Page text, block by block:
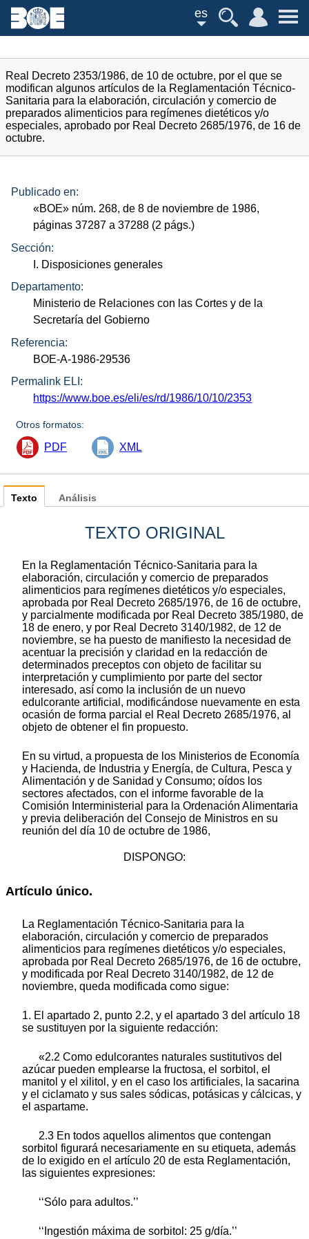
es
Real Decreto 2353/1986, de 10 de octubre, por el que se
modifican algunos artículos de la Reglamentación Técnico-
Sanitaria para la elaboración, circulación y comercio de
preparados alimenticios para regímenes dietéticos y/o
especiales, aprobado por Real Decreto 2685/1976, de 16 de
octubre.
Publicado en:
«BOE» núm. 268, de 8 de noviembre de 1986,
páginas 37287 a 37288 (2 págs.)
Sección:
I. Disposiciones generales
Departamento:
Ministerio de Relaciones con las Cortes y de la
Secretaría del Gobierno
Referencia:
BOE-A-1986-29536
Permalink ELI:
https://www.boe.es/eli/es/rd/1986/10/10/2353
Otros formatos:
PDF XML
Texto
TEXTO ORIGINAL
En la Reglamentación Técnico-Sanitaria para la
elaboración, circulación y comercio de preparados
alimenticios para regímenes dietéticos y/o especiales,
aprobada por Real Decreto 2685/1976, de 16 de octubre,
y parcialmente modificada por Real Decreto 385/1980, de
18 de enero, y por Real Decreto 3140/1982, de 12 de
noviembre, se ha puesto de manifiesto la necesidad de
acentuar la precisión y claridad en la redacción de
determinados preceptos con objeto de facilitar su
interpretación y cumplimiento por parte del sector
interesado, así como la inclusión de un nuevo
edulcorante artificial, modificándose nuevamente en esta
ocasión de forma parcial el Real Decreto 2685/1976, al
objeto de obtener el fin propuesto.
En su virtud, a propuesta de los Ministerios de Economía
y Hacienda, de Industria y Energía, de Cultura, Pesca y
Alimentación y de Sanidad y Consumo; oídos los
sectores afectados, con el informe favorable de la
Comisión Interministerial para la Ordenación Alimentaria
y previa deliberación del Consejo de Ministros en su
reunión del día 10 de octubre de 1986,
DISPONGO:
Artículo único.
La Reglamentación Técnico-Sanitaria para la
elaboración, circulación y comercio de preparados
alimenticios para regímenes dietéticos y/o especiales,
aprobada por Real Decreto 2685/1976, de 16 de octubre,
y modificada por Real Decreto 3140/1982, de 12 de
noviembre, queda modificada como sigue:
1. El apartado 2, punto 2.2, y el apartado 3 del artículo 18
se sustituyen por la siguiente redacción:
«2.2 Como edulcorantes naturales sustitutivos del
azúcar pueden emplearse la fructosa, el sorbitol, el
manitol y el xilitol, y en el caso los artificiales, la sacarina
y el ciclamato y sus sales sódicas, potásicas y cálcicas, y
el aspartame.
2.3 En todos aquellos alimentos que contengan
sorbitol figurará necesariamente en su etiqueta, además
de lo exigido en el artículo 20 de esta Reglamentación,
las siguientes expresiones:
‘‘Sólo para adultos.’’
‘‘Ingestión máxima de sorbitol: 25 g/día.’’
Análisis